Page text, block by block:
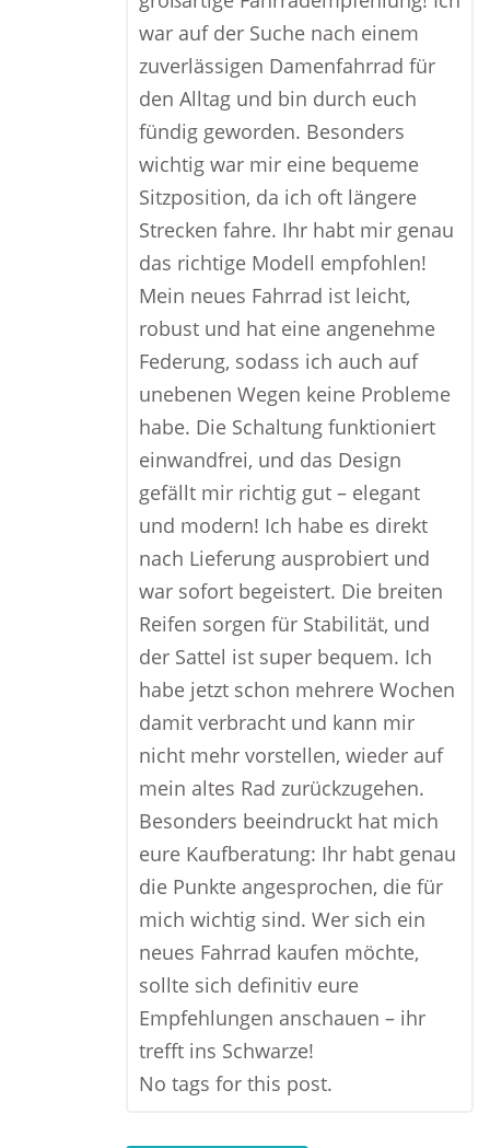
war auf der Suche nach einem
zuverlässigen Damenfahrrad für
den Alltag und bin durch euch
fündig geworden. Besonders
wichtig war mir eine bequeme
Sitzposition, da ich oft längere
Strecken fahre. Ihr habt mir genau
das richtige Modell empfohlen!
Mein neues Fahrrad ist leicht,
robust und hat eine angenehme
Federung, sodass ich auch auf
unebenen Wegen keine Probleme
habe. Die Schaltung funktioniert
einwandfrei, und das Design
gefällt mir richtig gut – elegant
und modern! Ich habe es direkt
nach Lieferung ausprobiert und
war sofort begeistert. Die breiten
Reifen sorgen für Stabilität, und
der Sattel ist super bequem. Ich
habe jetzt schon mehrere Wochen
damit verbracht und kann mir
nicht mehr vorstellen, wieder auf
mein altes Rad zurückzugehen.
Besonders beeindruckt hat mich
eure Kaufberatung: Ihr habt genau
die Punkte angesprochen, die für
mich wichtig sind. Wer sich ein
neues Fahrrad kaufen möchte,
sollte sich definitiv eure
Empfehlungen anschauen – ihr
trefft ins Schwarze!
No tags for this post.